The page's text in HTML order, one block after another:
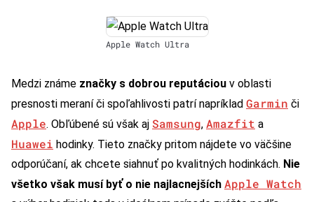
Apple Watch Ultra
Medzi známe značky s dobrou reputáciou v oblasti
presnosti meraní či spoľahlivosti patrí napríklad Garmin či
Apple. Obľúbené sú však aj Samsung, Amazfit a
Huawei hodinky. Tieto značky pritom nájdete vo väčšine
odporúčaní, ak chcete siahnuť po kvalitných hodinkách. Nie
všetko však musí byť o nie najlacnejších Apple Watch